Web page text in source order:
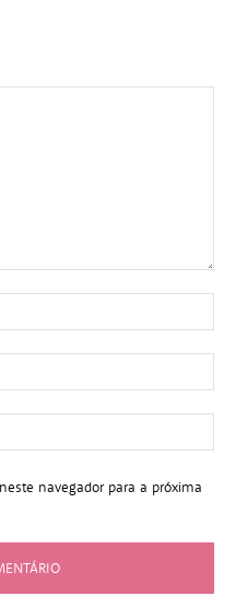
navegador para a próxima